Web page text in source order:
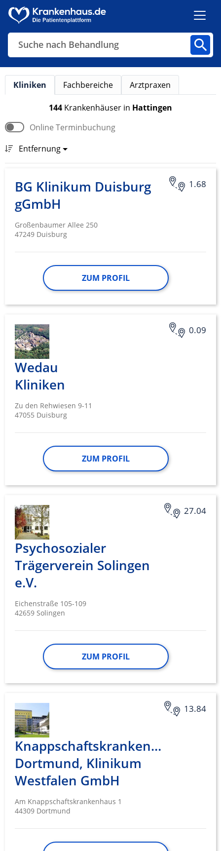
Suche nach Behandlung
Kliniken Fachbereiche Arztpraxen
144 Krankenhäuser in Hattingen
Online Terminbuchung
Entfernung
1.68
BG Klinikum Duisburg
gGmbH
Großenbaumer Allee 250
47249 Duisburg
ZUM PROFIL
0.09
Wedau
Kliniken
Zu den Rehwiesen 9-11
47055 Duisburg
ZUM PROFIL
27.04
Psychosozialer
Trägerverein Solingen
e.V.
Eichenstraße 105-109
42659 Solingen
ZUM PROFIL
13.84
Knappschaftskrankenhaus
Dortmund, Klinikum
Westfalen GmbH
Am Knappschaftskrankenhaus 1
44309 Dortmund